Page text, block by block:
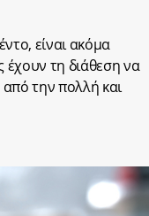
είναι ακόμα
τη διάθεση να
από την πολλή και